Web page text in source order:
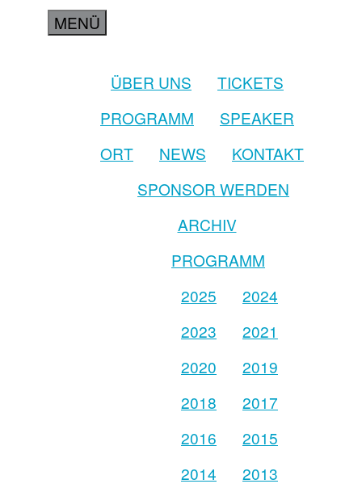
MENÜ
ÜBER UNS
TICKETS
PROGRAMM
SPEAKER
ORT
NEWS
KONTAKT
SPONSOR WERDEN
ARCHIV
PROGRAMM
2025
2024
2023
2021
2020
2019
2018
2017
2016
2015
2014
2013